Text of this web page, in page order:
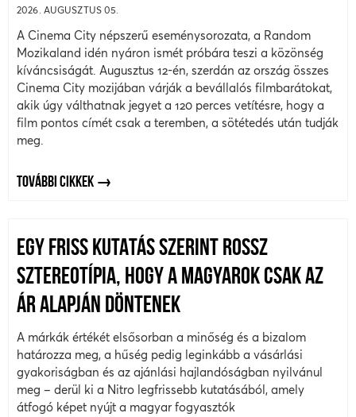
2026. AUGUSZTUS 05.
A Cinema City népszerű eseménysorozata, a Random
Mozikaland idén nyáron ismét próbára teszi a közönség
kíváncsiságát. Augusztus 12-én, szerdán az ország összes
Cinema City mozijában várják a bevállalós filmbarátokat,
akik úgy válthatnak jegyet a 120 perces vetítésre, hogy a
film pontos címét csak a teremben, a sötétedés után tudják
meg.
TOVÁBBI CIKKEK
EGY FRISS KUTATÁS SZERINT ROSSZ
SZTEREOTÍPIA, HOGY A MAGYAROK CSAK AZ
ÁR ALAPJÁN DÖNTENEK
A márkák értékét elsősorban a minőség és a bizalom
határozza meg, a hűség pedig leginkább a vásárlási
gyakoriságban és az ajánlási hajlandóságban nyilvánul
meg – derül ki a Nitro legfrissebb kutatásából, amely
átfogó képet nyújt a magyar fogyasztók